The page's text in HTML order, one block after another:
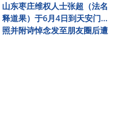
山东枣庄维权人士张超（法名
释道果）于6月4日到天安门拍
照并附诗悼念发至朋友圈后遭